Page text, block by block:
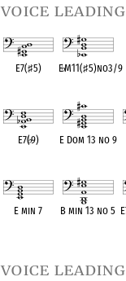
voice
E7(♯5) E♭M11(♯5)no3/9
E7(♭9) E Dom 13 no 9
E min 7 B min 13 no 5
voice